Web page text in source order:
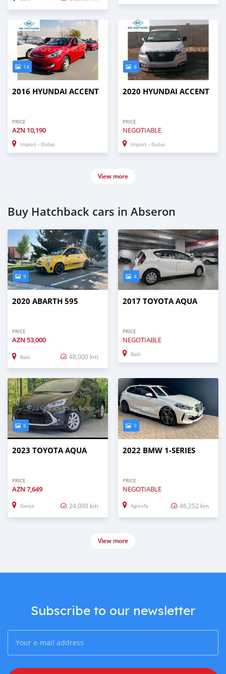
14
2016 HYUNDAI ACCENT
PRICE
AZN 10,190
Import - Dubai
8
2020 HYUNDAI ACCENT
PRICE
NEGOTIABLE
Import - Dubai
View more
Buy Hatchback cars in Abseron
9
2020 ABARTH 595
PRICE
AZN 53,000
Baki 48,000 km
4
2017 TOYOTA AQUA
PRICE
NEGOTIABLE
Baki
8
2023 TOYOTA AQUA
PRICE
AZN 7,649
Ganja 24,000 km
9
2022 BMW 1-SERIES
PRICE
NEGOTIABLE
Agstafa 46,252 km
View more
Subscribe to our newsletter